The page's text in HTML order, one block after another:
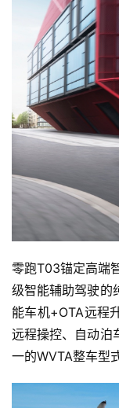
首
页
智
车
时
代
新
能
源
评
零跑T03锚定高端
级智能辅助驾驶的
能车机+OTA远程
远程操控、自动泊
一的WVTA整车型